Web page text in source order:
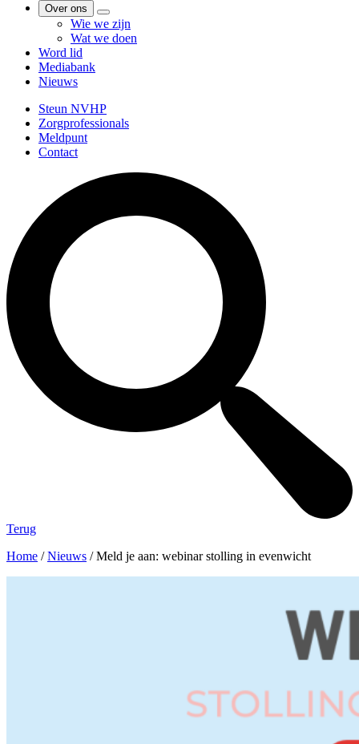
Over ons
Wie we zijn
Wat we doen
Word lid
Mediabank
Nieuws
Steun NVHP
Zorgprofessionals
Meldpunt
Contact
Terug
Home /Nieuws /Meld je aan: webinar stolling in evenwicht